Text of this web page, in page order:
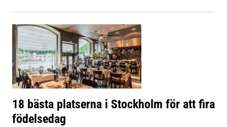
18 bästa platserna i Stockholm för att fira
födelsedag